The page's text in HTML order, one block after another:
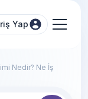
Yap
Nedir? Ne İş